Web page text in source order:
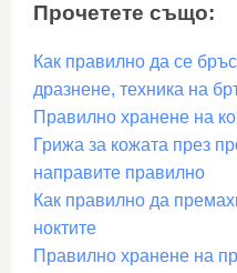
Прочетете също:
Как правилно да се
дразнене, техника на
Правилно хранене на
Грижа за кожата през
направите правилно
Как правилно да
ноктите
Правилно хранене на